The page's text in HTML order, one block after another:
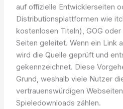
auf offizielle Entwicklerseiten
Distributionsplattformen wie
kostenlosen Titeln), GOG
Seiten geleitet. Wenn ein Link
wird die Quelle geprüft und
gekennzeichnet. Diese
Grund, weshalb viele Nutzer
vertrauenswürdigen
Spieledownloads zählen.